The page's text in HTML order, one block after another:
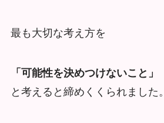
最も大切な考え方を
「可能性を決めつけないこと」
と考えると締めくくられました。